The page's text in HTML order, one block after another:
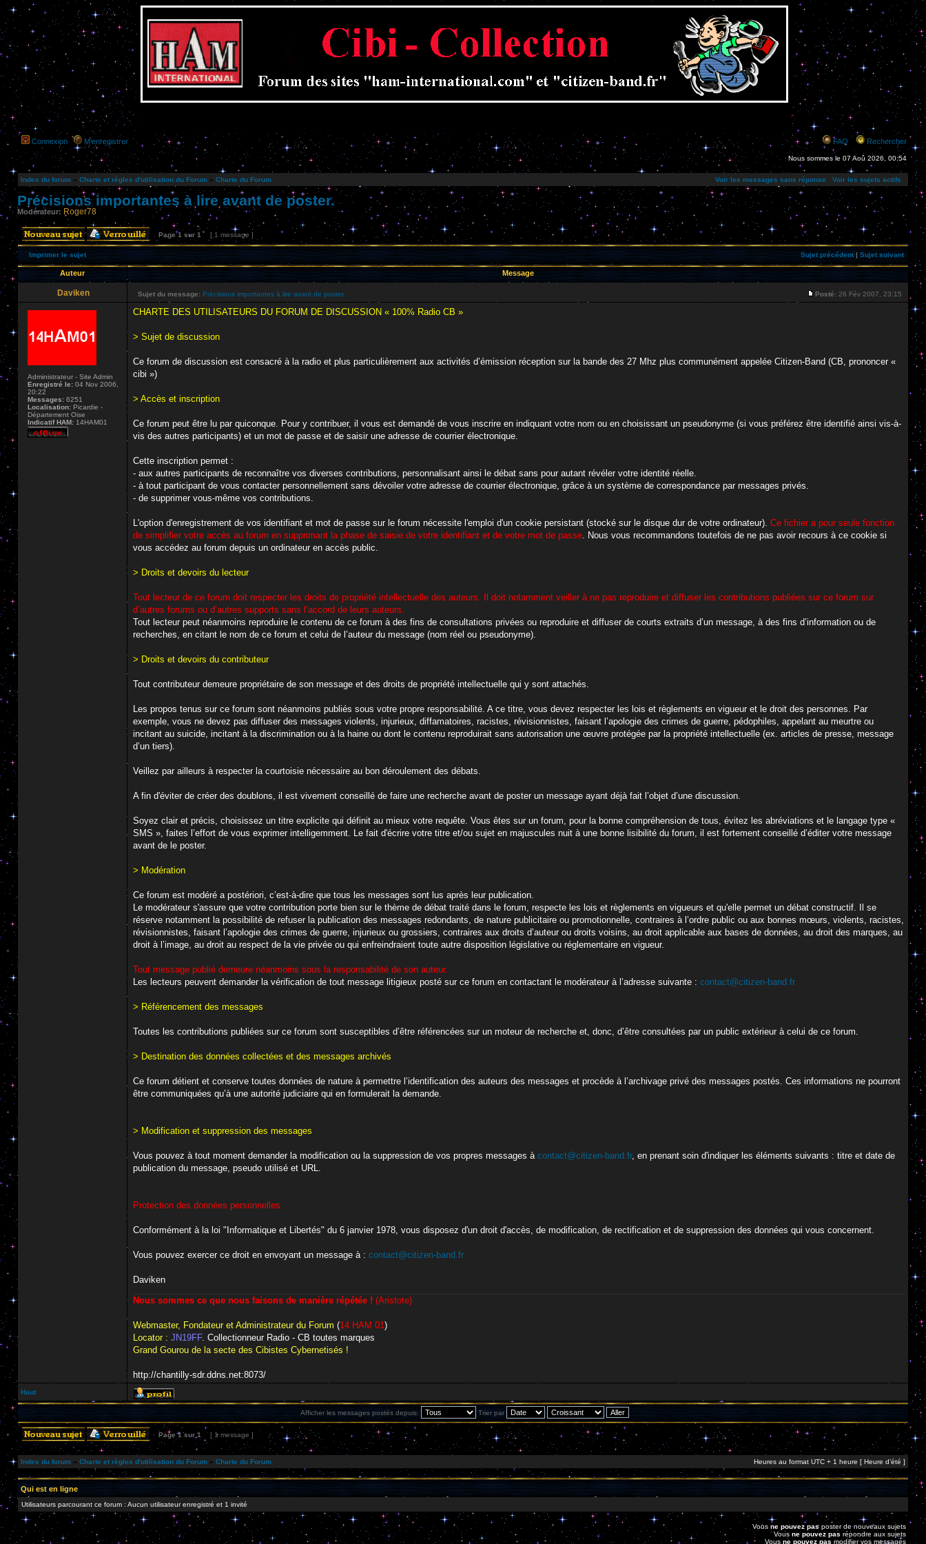
Connexion M’enregistrer FAQ Rechercher
Nous sommes le 07 Aoû 2026, 00:54
Index du forum » Charte et règles d'utilisation du Forum » Charte du Forum Voir les messages sans réponse Voir les sujets actifs
Précisions importantes à lire avant de poster.
Modérateur: Roger78
Page1 sur 1 [ 1 message ]
Imprimer le sujet Sujet précédent| Sujet suivant
Auteur Message
Daviken Sujet du message: Précisions importantes à lire avant de poster. Posté: 26 Fév 2007, 23:15
Administrateur - Site Admin
Enregistré le: 04 Nov 2006,
20:22
Messages: 6251
Localisation: Picardie -
Département Oise
Indicatif HAM: 14HAM01
CHARTE DES UTILISATEURS DU FORUM DE DISCUSSION « 100% Radio CB »
> Sujet de discussion
Ce forum de discussion est consacré à la radio et plus particulièrement aux activités d’émission réception sur la bande des 27 Mhz plus communément appelée Citizen-Band (CB, prononcer «
cibi »)
> Accès et inscription
Ce forum peut être lu par quiconque. Pour y contribuer, il vous est demandé de vous inscrire en indiquant votre nom ou en choisissant un pseudonyme (si vous préférez être identifié ainsi vis-à-
vis des autres participants) et un mot de passe et de saisir une adresse de courrier électronique.
Cette inscription permet :
- aux autres participants de reconnaître vos diverses contributions, personnalisant ainsi le débat sans pour autant révéler votre identité réelle.
- à tout participant de vous contacter personnellement sans dévoiler votre adresse de courrier électronique, grâce à un système de correspondance par messages privés.
- de supprimer vous-même vos contributions.
L'option d'enregistrement de vos identifiant et mot de passe sur le forum nécessite l'emploi d'un cookie persistant (stocké sur le disque dur de votre ordinateur). Ce fichier a pour seule fonction
de simplifier votre accès au forum en supprimant la phase de saisie de votre identifiant et de votre mot de passe. Nous vous recommandons toutefois de ne pas avoir recours à ce cookie si
vous accédez au forum depuis un ordinateur en accès public.
> Droits et devoirs du lecteur
Tout lecteur de ce forum doit respecter les droits de propriété intellectuelle des auteurs. Il doit notamment veiller à ne pas reproduire et diffuser les contributions publiées sur ce forum sur
d’autres forums ou d’autres supports sans l’accord de leurs auteurs.
Tout lecteur peut néanmoins reproduire le contenu de ce forum à des fins de consultations privées ou reproduire et diffuser de courts extraits d’un message, à des fins d’information ou de
recherches, en citant le nom de ce forum et celui de l’auteur du message (nom réel ou pseudonyme).
> Droits et devoirs du contributeur
Tout contributeur demeure propriétaire de son message et des droits de propriété intellectuelle qui y sont attachés.
Les propos tenus sur ce forum sont néanmoins publiés sous votre propre responsabilité. A ce titre, vous devez respecter les lois et règlements en vigueur et le droit des personnes. Par
exemple, vous ne devez pas diffuser des messages violents, injurieux, diffamatoires, racistes, révisionnistes, faisant l’apologie des crimes de guerre, pédophiles, appelant au meurtre ou
incitant au suicide, incitant à la discrimination ou à la haine ou dont le contenu reproduirait sans autorisation une œuvre protégée par la propriété intellectuelle (ex. articles de presse, message
d’un tiers).
Veillez par ailleurs à respecter la courtoisie nécessaire au bon déroulement des débats.
A fin d'éviter de créer des doublons, il est vivement conseillé de faire une recherche avant de poster un message ayant déjà fait l’objet d’une discussion.
Soyez clair et précis, choisissez un titre explicite qui définit au mieux votre requête. Vous êtes sur un forum, pour la bonne compréhension de tous, évitez les abréviations et le langage type «
SMS », faites l’effort de vous exprimer intelligemment. Le fait d'écrire votre titre et/ou sujet en majuscules nuit à une bonne lisibilité du forum, il est fortement conseillé d’éditer votre message
avant de le poster.
> Modération
Ce forum est modéré a postériori, c’est-à-dire que tous les messages sont lus après leur publication.
Le modérateur s'assure que votre contribution porte bien sur le thème de débat traité dans le forum, respecte les lois et règlements en vigueurs et qu'elle permet un débat constructif. Il se
réserve notamment la possibilité de refuser la publication des messages redondants, de nature publicitaire ou promotionnelle, contraires à l’ordre public ou aux bonnes mœurs, violents, racistes,
révisionnistes, faisant l’apologie des crimes de guerre, injurieux ou grossiers, contraires aux droits d’auteur ou droits voisins, au droit applicable aux bases de données, au droit des marques, au
droit à l’image, au droit au respect de la vie privée ou qui enfreindraient toute autre disposition législative ou réglementaire en vigueur.
Tout message publié demeure néanmoins sous la responsabilité de son auteur.
Les lecteurs peuvent demander la vérification de tout message litigieux posté sur ce forum en contactant le modérateur à l’adresse suivante : contact@citizen-band.fr
> Référencement des messages
Toutes les contributions publiées sur ce forum sont susceptibles d’être référencées sur un moteur de recherche et, donc, d’être consultées par un public extérieur à celui de ce forum.
> Destination des données collectées et des messages archivés
Ce forum détient et conserve toutes données de nature à permettre l’identification des auteurs des messages et procède à l’archivage privé des messages postés. Ces informations ne pourront
être communiquées qu’à une autorité judiciaire qui en formulerait la demande.
> Modification et suppression des messages
Vous pouvez à tout moment demander la modification ou la suppression de vos propres messages à contact@citizen-band.fr, en prenant soin d'indiquer les éléments suivants : titre et date de
publication du message, pseudo utilisé et URL.
Protection des données personnelles
Conformément à la loi "Informatique et Libertés" du 6 janvier 1978, vous disposez d'un droit d'accès, de modification, de rectification et de suppression des données qui vous concernent.
Vous pouvez exercer ce droit en envoyant un message à : contact@citizen-band.fr
Daviken
Nous sommes ce que nous faisons de manière répétée ! (Aristote)
Webmaster, Fondateur et Administrateur du Forum (14 HAM 01)
Locator : JN19FF. Collectionneur Radio - CB toutes marques
Grand Gourou de la secte des Cibistes Cybernetisés !
http://chantilly-sdr.ddns.net:8073/
Haut
Afficher les messages postés depuis: Trier par
Page1 sur1 [ 1 message ]
Index du forum » Charte et règles d'utilisation du Forum » Charte du Forum Heures au format UTC + 1 heure [ Heure d’été ]
Qui est en ligne
Utilisateurs parcourant ce forum : Aucun utilisateur enregistré et 1 invité
Vous ne pouvez pasposter de nouveaux sujets
Vous ne pouvez pas répondre aux sujets
Vousne pouvez pas modifier vos messages